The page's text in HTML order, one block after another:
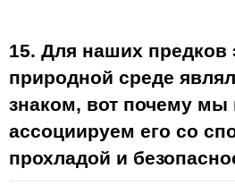
15. Для наших предков
природной среде
знаком, вот почему мы
ассоциируем его со
прохладой и